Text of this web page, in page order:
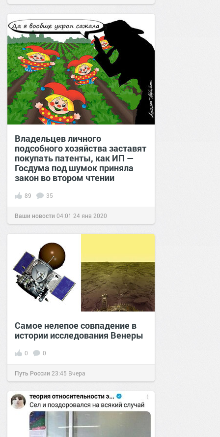
Владельцев личного
подсобного хозяйства заставят
покупать патенты, как ИП —
Госдума под шумок приняла
закон во втором чтении
89 35
Ваши новости 04:01 24 янв 2020
Самое нелепое совпадение в
истории исследования Венеры
0 0
Путь России 23:45 Вчера